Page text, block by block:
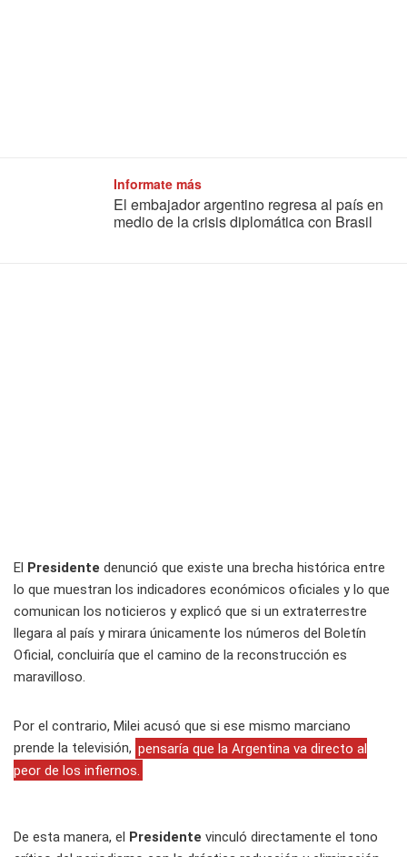
Informate más
El embajador argentino regresa al país en
medio de la crisis diplomática con Brasil
El Presidente denunció que existe una brecha histórica entre
lo que muestran los indicadores económicos oficiales y lo que
comunican los noticieros y explicó que si un extraterrestre
llegara al país y mirara únicamente los números del Boletín
Oficial, concluiría que el camino de la reconstrucción es
maravilloso.
Por el contrario, Milei acusó que si ese mismo marciano
prende la televisión, pensaría que la Argentina va directo al
peor de los infiernos.
De esta manera, el Presidente vinculó directamente el tono